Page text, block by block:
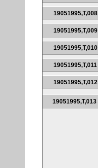
19051995,T,008
19051995,T,009
19051995,T,010
19051995,T,011
19051995,T,012
19051995,T,013